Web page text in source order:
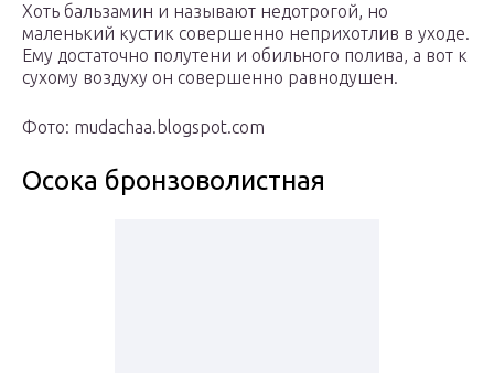
Хоть бальзамин и называют недотрогой, но
маленький кустик совершенно неприхотлив в уходе.
Ему достаточно полутени и обильного полива, а вот к
сухому воздуху он совершенно равнодушен.
Фото: mudachaa.blogspot.com
Осока бронзоволистная